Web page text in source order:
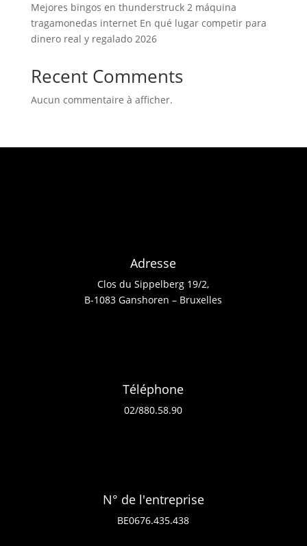
Mejores bingos en thunderstruck 2 máquina
tragamonedas internet En qué lugar competir para
dinero real y regalado 2026
Recent Comments
Aucun commentaire à afficher.
Adresse
Clos du Sippelberg 19/2,
B-1083 Ganshoren – Bruxelles
Téléphone
02/880.58.90
N° de l'entreprise
BE0676.435.438